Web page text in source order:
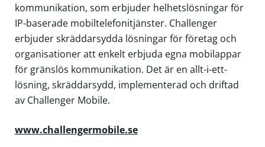
kommunikation, som erbjuder helhetslösningar för
IP-baserade mobiltelefonitjänster. Challenger
erbjuder skräddarsydda lösningar för företag och
organisationer att enkelt erbjuda egna mobilappar
för gränslös kommunikation. Det är en allt-i-ett-
lösning, skräddarsydd, implementerad och driftad
av Challenger Mobile.
www.challengermobile.se